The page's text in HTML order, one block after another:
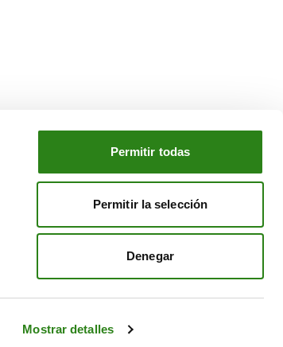
Mostrar detalles
Permitir todas
Permitir la selección
Denegar
NUESTRO GRUPO
Creand Wealth & Securities Luxemburgo
Creand Wealth Management EE. UU.